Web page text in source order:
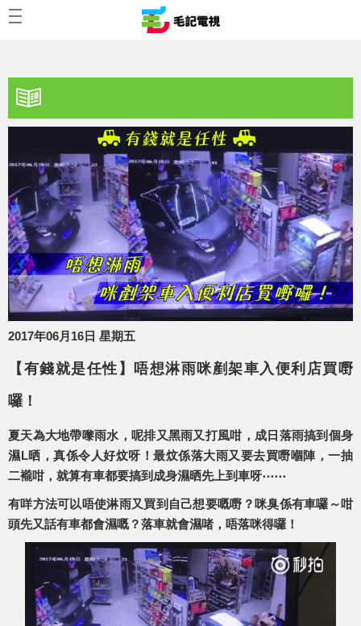
2017年06月16日 星期五
【有錢就是任性】唔想淋雨咪剷架車入便利店買嘢
囉！
夏天為大地帶嚟雨水，呢排又黑雨又打風咁，成日落雨搞到個身
濕L晒，真係令人好炆呀！最炆係落大雨又要去買嘢嗰陣，一抽
二襱咁，就算有車都要搞到成身濕晒先上到車呀⋯⋯
有咩方法可以唔使淋雨又買到自己想要嘅嘢？咪臭係有車囉～咁
頭先又話有車都會濕嘅？落車就會濕啫，唔落咪得囉！